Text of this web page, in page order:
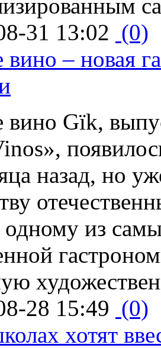
31 13:02 (0)
вино – новая
вино Gïk,
назад, но
одному из
28 15:49 (0)
хотят